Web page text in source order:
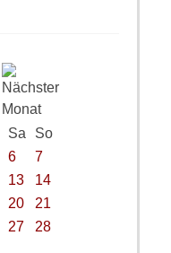
Sa
So
6
7
13
14
20
21
27
28